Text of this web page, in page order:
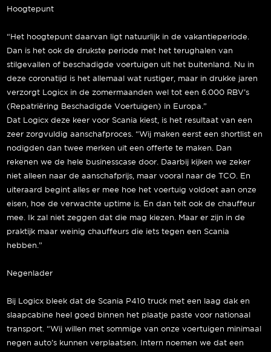
Hoogtepunt
“Het hoogtepunt daarvan ligt natuurlijk in de vakantieperiode.
Dan is het ook de drukste periode met het terughalen van
stilgevallen of beschadigde voertuigen uit het buitenland. Nu in
deze coronatijd is het allemaal wat rustiger, maar in drukke jaren
verzorgt Logicx in de zomermaanden wel tot een 6.000 RBV’s
(Repatriëring Beschadigde Voertuigen) in Europa.”
Dat Logicx deze keer voor Scania kiest, is het resultaat van een
zeer zorgvuldig aanschafproces. “Wij maken eerst een shortlist en
nodigden dan twee merken uit een offerte te maken. Dan
rekenen we de hele businesscase door. Daarbij kijken we zeker
niet alleen naar de aanschafprijs, maar vooral naar de TCO. En
uiteraard begint alles er mee hoe het voertuig voldoet aan onze
eisen, hoe de verwachte uptime is. En dan telt ook de chauffeur
mee. Ik zal niet zeggen dat die mag kiezen. Maar er zijn in de
praktijk maar weinig chauffeurs die iets tegen een Scania
hebben.”
Negenlader
Bij Logicx bleek dat de Scania P410 truck met een laag dak en
slaapcabine heel goed binnen het plaatje paste voor nationaal
transport. “Wij willen met sommige van onze voertuigen minimaal
negen auto’s kunnen verplaatsen. Intern noemen we dat een